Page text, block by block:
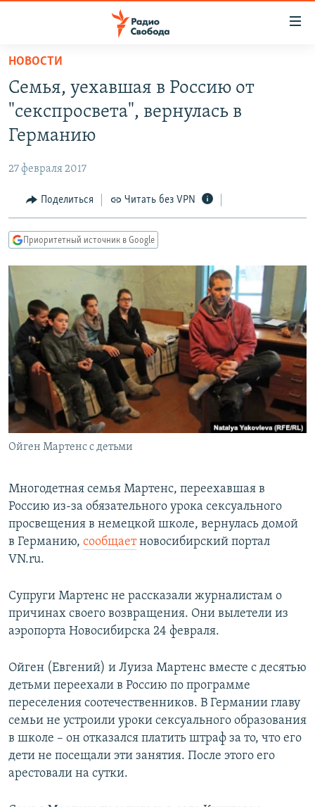
упрощенного
доступа
Вернуться
основному
Вернутся
Вернутся
поиску
ПОДКАСТЫ
АВТОРСКИЕ ПРОЕКТЫ
МНЕНИЯ
КУЛЬТУРА
КАВКАЗ.РЕАЛИИ
СИБИРЬ.РЕАЛИИ
РАСПИСАНИЕ ВЕЩАНИЯ
ПОДПИШИТЕСЬ НА РАССЫЛКУ
СОЦИАЛЬНЫЕ СЕТИ
Все сайты РСЕ/РС
НОВОСТИ
Семья, уехавшая в Россию от
"секспросвета", вернулась в
Германию
27 февраля 2017
Поделиться Читать без VPN
Приоритетный источник в Google
Ойген Мартенс с детьми
Многодетная семья Мартенс, переехавшая в
Россию из-за обязательного урока сексуального
просвещения в немецкой школе, вернулась домой
в Германию, сообщаетновосибирский портал
VN.ru.
Супруги Мартенс не рассказали журналистам о
причинах своего возвращения. Они вылетели из
аэропорта Новосибирска 24 февраля.
Ойген (Евгений) и Луиза Мартенс вместе с десятью
детьми переехали в Россию по программе
переселения соотечественников. В Германии главу
семьи не устроили уроки сексуального образования
в школе – он отказался платить штраф за то, что его
дети не посещали эти занятия. После этого его
арестовали на сутки.